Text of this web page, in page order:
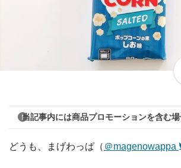
当記事内には商品プロモーションを含む
どうも、まげわっぱ（ ＠magenowappa